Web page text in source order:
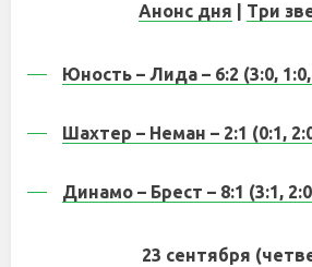
Анонс дня Три
Юность – Лида – 6:2 (3:0, 1:0,
Шахтер – Неман – 2:1 (0:1,
Динамо – Брест – 8:1 (3:1,
23 сентября